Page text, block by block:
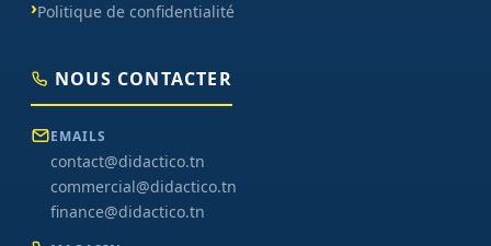
Politique de confidentialité
NOUS CONTACTER
EMAILS
contact@didactico.tn
commercial@didactico.tn
finance@didactico.tn